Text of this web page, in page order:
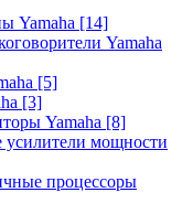
Yamaha [14]
Yamaha
[5]
[3]
Yamaha [8]
усилители мощности
процессоры